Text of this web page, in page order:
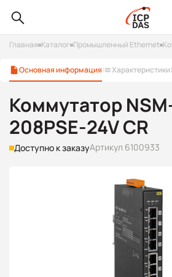
Главная Каталог Промышленный Ethernet
Основная информация Характеристики
Коммутатор
208PSE-24V CR
Доступно к заказуАртикул 6100933